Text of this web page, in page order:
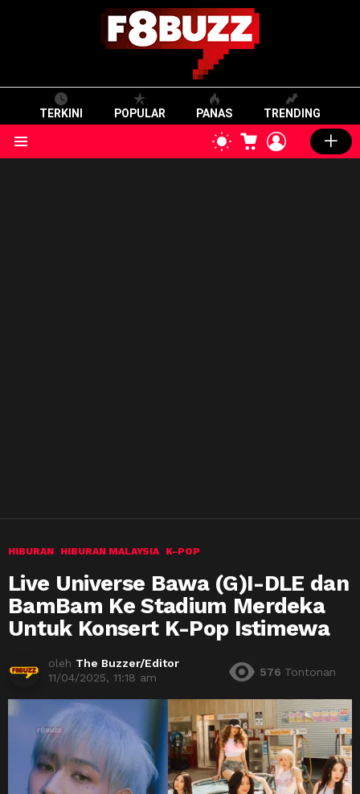
TERKINI POPULAR PANAS TRENDING
SWITCH
SKIN
CART LOGIN
HIBURAN HIBURAN MALAYSIA K-POP
Live Universe Bawa (G)I-DLE dan
BamBam Ke Stadium Merdeka
Untuk Konsert K-Pop Istimewa
oleh The Buzzer/Editor
11/04/2025, 11:18 am
576 Tontonan